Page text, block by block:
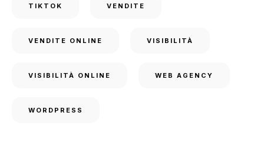
TIKTOK VENDITE
VENDITE ONLINE VISIBILITÀ
VISIBILITÀ ONLINE WEB AGENCY
WORDPRESS